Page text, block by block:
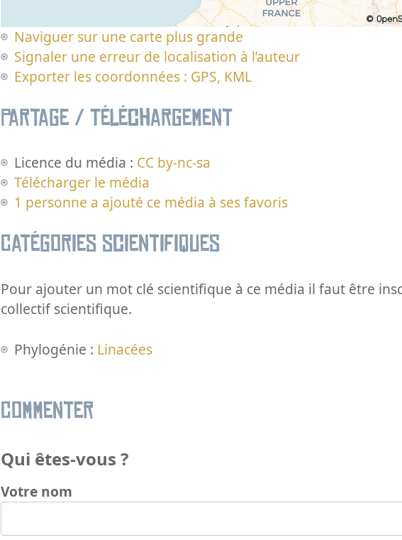
Naviguer sur une carte plus grande
Signaler une erreur de localisation à l’auteur
Exporter les coordonnées : GPS, KML
Partage / Téléchargement
Licence du média : CC by-nc-sa
Télécharger le média
1 personne a ajouté ce média à ses favoris
Catégories scientifiques
Pour ajouter un mot clé scientifique à ce média il faut être
collectif scientifique.
Phylogénie : Linacées
Commenter
Qui êtes-vous ?
Votre nom